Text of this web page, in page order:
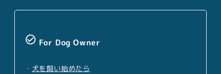
check_circle_outline For Dog Owner
・ 犬を飼い始めたら